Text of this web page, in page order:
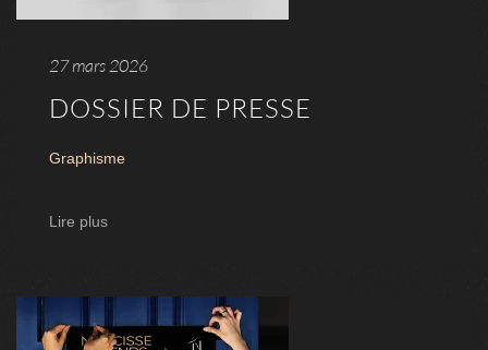
27 mars 2026
DOSSIER DE PRESSE
Graphisme
Lire plus